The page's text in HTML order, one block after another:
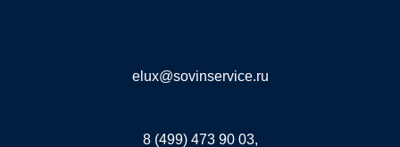
elux@sovinservice.ru
8 (499) 473 90 03,